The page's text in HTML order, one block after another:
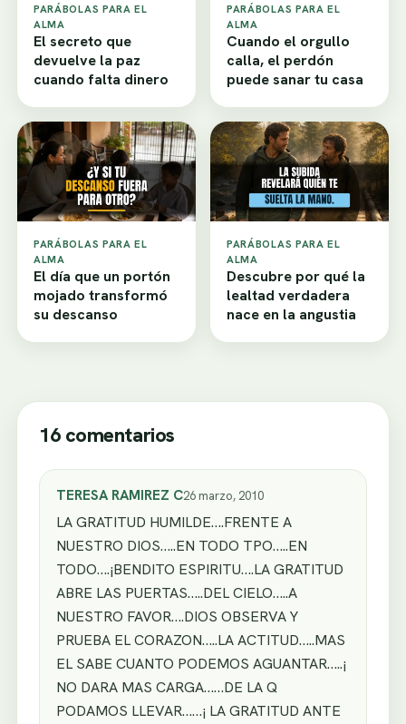
PARÁBOLAS PARA EL
ALMA
El secreto que
devuelve la paz
cuando falta dinero
PARÁBOLAS PARA EL
ALMA
Cuando el orgullo
calla, el perdón
puede sanar tu casa
PARÁBOLAS PARA EL
ALMA
El día que un portón
mojado transformó
su descanso
PARÁBOLAS PARA EL
ALMA
Descubre por qué la
lealtad verdadera
nace en la angustia
16 comentarios
TERESA RAMIREZ C26 marzo, 2010
LA GRATITUD HUMILDE….FRENTE A
NUESTRO DIOS…..EN TODO TPO…..EN
TODO….¡BENDITO ESPIRITU….LA GRATITUD
ABRE LAS PUERTAS…..DEL CIELO…..A
NUESTRO FAVOR….DIOS OBSERVA Y
PRUEBA EL CORAZON…..LA ACTITUD…..MAS
EL SABE CUANTO PODEMOS AGUANTAR…..¡
NO DARA MAS CARGA……DE LA Q
PODAMOS LLEVAR……¡ LA GRATITUD ANTE